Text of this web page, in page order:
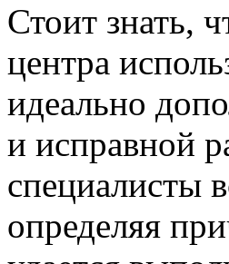
Стоит знать,
центра
идеально
и исправной
специалисты
определяя